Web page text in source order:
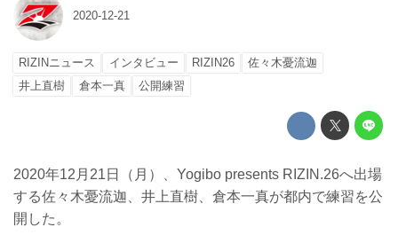
2020-12-21
RIZINニュース インタビュー RIZIN26
佐々木憂流迦
井上直樹
倉本一真 公開練習
2020年12月21日（月）、Yogibo presents RIZIN.26へ出場
する佐々木憂流迦、井上直樹、倉本一真が都内で練習を公
開した。